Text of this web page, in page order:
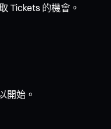
Tickets 的機會。
開始。